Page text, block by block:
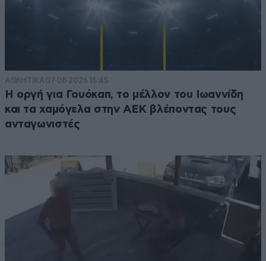
ΑΘΛΗΤΙΚΑ07·08·2026 15:45
Η οργή για Γουόκαπ, το μέλλον του Ιωαννίδη
και τα χαμόγελα στην ΑΕΚ βλέποντας τους
ανταγωνιστές